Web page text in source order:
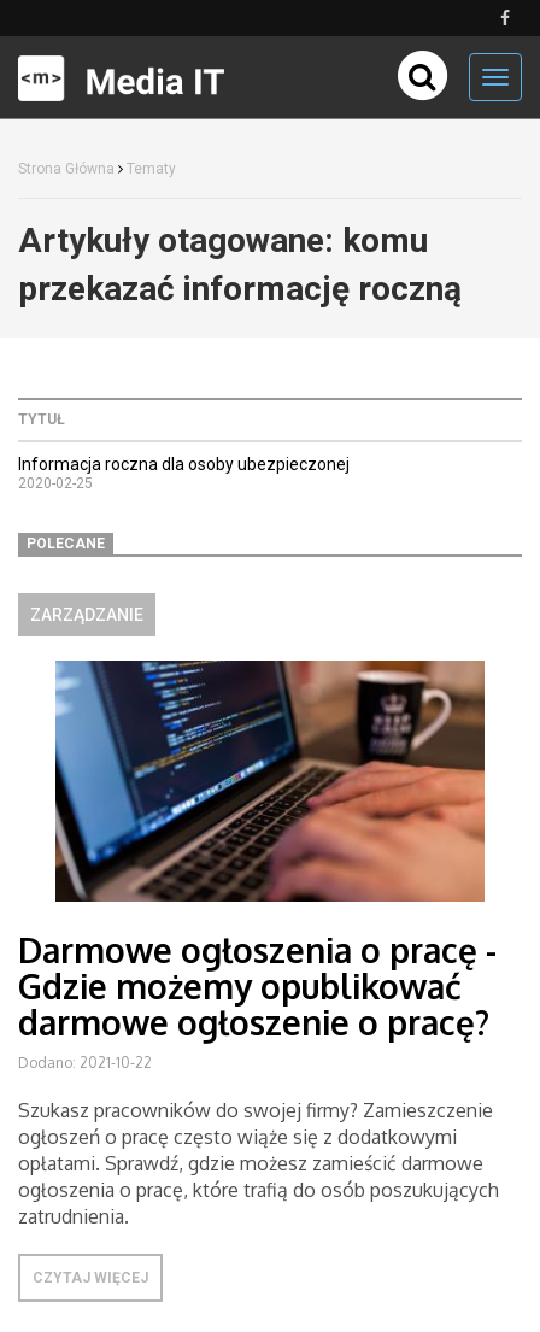
Strona Główna Tematy
Artykuły otagowane: komu
przekazać informację roczną
TYTUŁ
Informacja roczna dla osoby ubezpieczonej
2020-02-25
POLECANE
ZARZĄDZANIE
Darmowe ogłoszenia o pracę -
Gdzie możemy opublikować
darmowe ogłoszenie o pracę?
Dodano: 2021-10-22
Szukasz pracowników do swojej firmy? Zamieszczenie
ogłoszeń o pracę często wiąże się z dodatkowymi
opłatami. Sprawdź, gdzie możesz zamieścić darmowe
ogłoszenia o pracę, które trafią do osób poszukujących
zatrudnienia.
CZYTAJ WIĘCEJ